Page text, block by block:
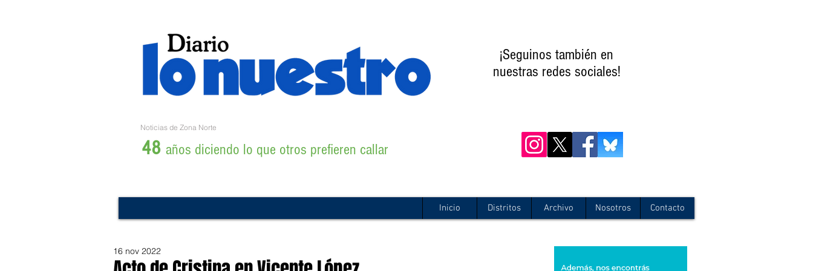
¡Seguinos también en
nuestras redes sociales!
Noticias de Zona Norte
48 años diciendo lo que otros prefieren callar
Inicio Distritos Archivo Nosotros Contacto
16 nov 2022